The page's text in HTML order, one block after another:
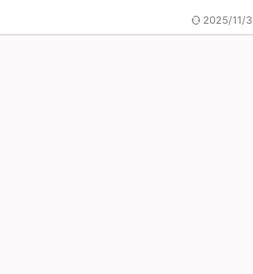
2025/11/3